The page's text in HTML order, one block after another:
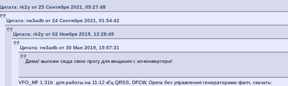
Цитата: rk2y от 25 Сентября 2021, 09:27:48
Цитата: rw3adb от 24 Сентября 2021, 01:54:42
Цитата: rk2y от 02 Ноября 2019, 12:28:49
Цитата: rw3adb от 30 Мая 2019, 15:57:31
Дима! выложи сюда свою прогу для вещания с ап-конвертера!
VFO_MF 1.31b для работы на 11-12 кГц QRSS, DFCW, Opera без управления генераторами фапч, скачать: